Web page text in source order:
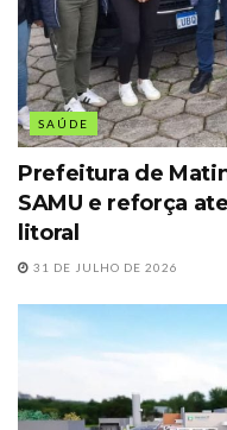
SAÚDE
Prefeitura de
SAMU e reforça
litoral
31 DE JULHO DE 2026